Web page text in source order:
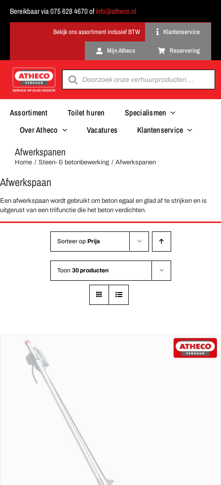
Bereikbaar via 075 628 4670 ofinfo@atheco.nl
Klantenservice
Mijn Atheco Reservering
Producten
zoeken
Assortiment Toilet huren
Specialismen
Over Atheco
Vacatures Klantenservice
Afwerkspanen
Home Steen- & betonbewerking Afwerkspanen
Afwerkspaan
Een afwerkspaan wordt gebruikt om beton egaal en glad af te strijken en is
uitgerust van een trilfunctie die het beton verdichten.
Sorteer op Prijs
Toon 30 producten